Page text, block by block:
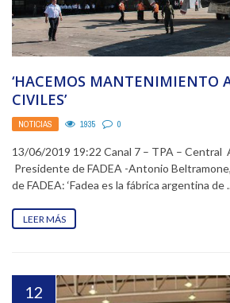
‘HACEMOS MANTENIMIENTO
CIVILES’
NOTICIAS 1935 0
13/06/2019 19:22 Canal 7 – TPA – Central
Presidente de FADEA -Antonio
de FADEA: ‘Fadea es la fábrica argentina de
LEER MÁS
12